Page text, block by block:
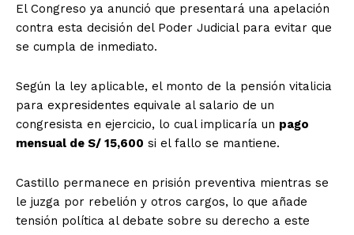
El Congreso ya anunció que presentará una apelación
contra esta decisión del Poder Judicial para evitar que
se cumpla de inmediato.
Según la ley aplicable, el monto de la pensión vitalicia
para expresidentes equivale al salario de un
congresista en ejercicio, lo cual implicaría un pago
mensual de S/ 15,600 si el fallo se mantiene.
Castillo permanece en prisión preventiva mientras se
le juzga por rebelión y otros cargos, lo que añade
tensión política al debate sobre su derecho a este